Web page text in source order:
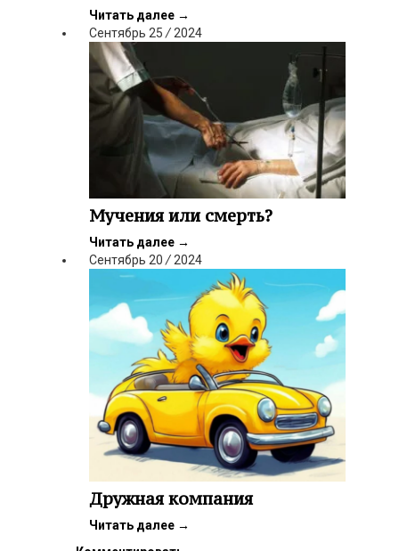
Читать далее →
Сентябрь 25 / 2024
Мучения или смерть?
Читать далее →
Сентябрь 20/2024
Дружная компания
Читать далее →